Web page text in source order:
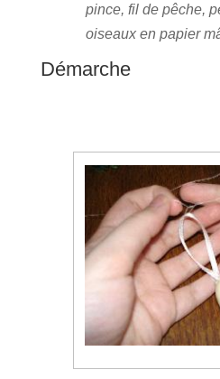
pince, fil de pêche,
oiseaux en papier
Démarche